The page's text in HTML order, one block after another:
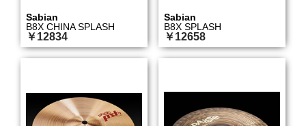
Sabian
B8X CHINA SPLASH
￥12834
Sabian
B8X SPLASH
￥12658